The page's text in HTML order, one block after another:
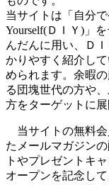
当サイトは「自分
Yourself(ＤＩＹ)」
んだんに用い、Ｄ
かりやすく紹介し
められます。余暇
る団塊世代の方や
方をターゲットに展
当サイトの無料
たメールマガジン
トやプレゼントキ
オープンを記念し